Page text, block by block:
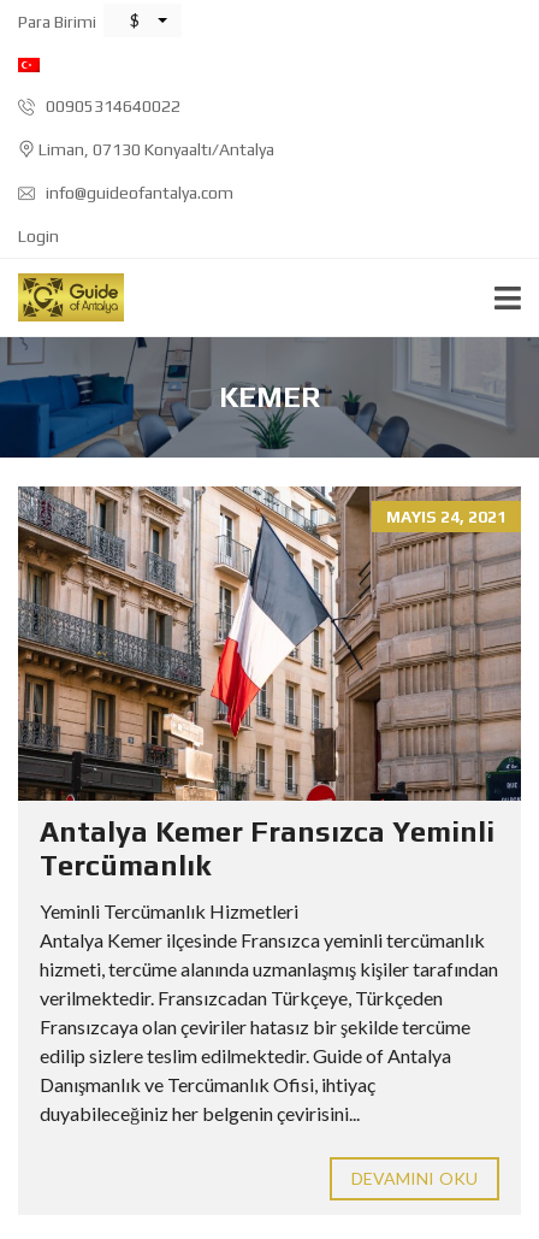
Para Birimi $
00905314640022
Liman, 07130 Konyaaltı/Antalya
info@guideofantalya.com
Login
KEMER
MAYIS 24, 2021
Antalya Kemer Fransızca Yeminli
Tercümanlık
Yeminli Tercümanlık Hizmetleri
Antalya Kemer ilçesinde Fransızca yeminli tercümanlık
hizmeti, tercüme alanında uzmanlaşmış kişiler tarafından
verilmektedir. Fransızcadan Türkçeye, Türkçeden
Fransızcaya olan çeviriler hatasız bir şekilde tercüme
edilip sizlere teslim edilmektedir. Guide of Antalya
Danışmanlık ve Tercümanlık Ofisi, ihtiyaç
duyabileceğiniz her belgenin çevirisini...
DEVAMINI OKU